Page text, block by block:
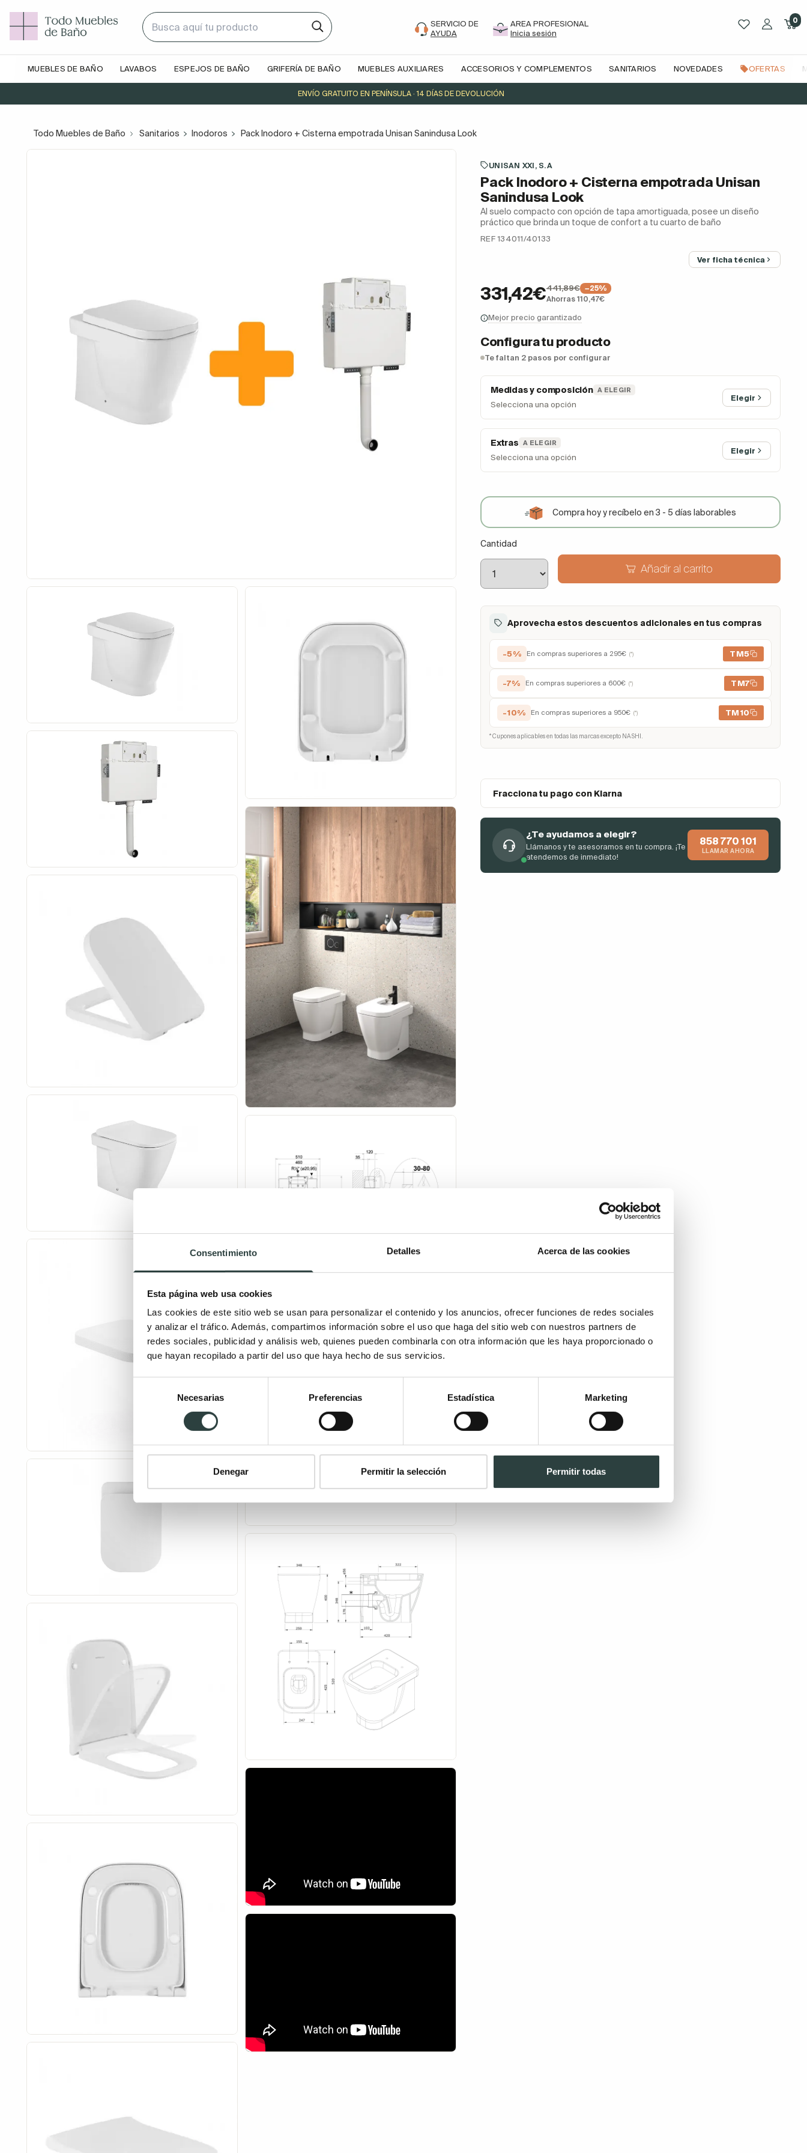
Consentimiento Detalles Acerca de las cookies
Esta página web usa cookies
Las cookies de este sitio web se usan para personalizar el contenido y los anuncios, ofrecer funciones de redes sociales
y analizar el tráfico. Además, compartimos información sobre el uso que haga del sitio web con nuestros partners de
redes sociales, publicidad y análisis web, quienes pueden combinarla con otra información que les haya proporcionado o
que hayan recopilado a partir del uso que haya hecho de sus servicios.
consentimiento
Necesarias Preferencias Estadística Marketing
Denegar Permitir la selección Permitir todas
SERVICIO DE
AYUDA
AREA PROFESIONAL
Inicia sesión
0
MUEBLES DE BAÑO LAVABOS ESPEJOS DE BAÑO GRIFERÍA DE BAÑO MUEBLES AUXILIARES ACCESORIOS Y COMPLEMENTOS SANITARIOS NOVEDADES OFERTAS
ENVÍO GRATUITO EN PENÍNSULA · 14 DÍAS DE DEVOLUCIÓN
Todo Muebles de Baño Sanitarios Inodoros Pack Inodoro + Cisterna empotrada Unisan Sanindusa Look
UNISAN XXI, S.A
Pack Inodoro + Cisterna empotrada Unisan
Sanindusa Look
Al suelo compacto con opción de tapa amortiguada, posee un diseño
práctico que brinda un toque de confort a tu cuarto de baño
REF 134011/40133
Ver ficha técnica
331,42€441,89€
−25%
Ahorras 110,47€
Mejor precio garantizado
Configura tu producto
Te faltan 2 pasos por configurar
Medidas y composición A ELEGIR
Selecciona una opción
Elegir
Extras A ELEGIR
Selecciona una opción
Elegir
Compra hoy y recíbelo en 3 - 5 días laborables
Cantidad
Añadir al carrito
Aprovecha estos descuentos adicionales en tus compras
-5% En compras superiores a 295€ (*) TM5
-7% En compras superiores a 600€ (*) TM7
-10% En compras superiores a 950€ (*) TM10
* Cupones aplicables en todas las marcas excepto NASHI.
Fracciona tu pago con Klarna
¿Te ayudamos a elegir?
Llámanos y te asesoramos en tu compra. ¡Te
atendemos de inmediato!
858 770 101
LLAMAR AHORA